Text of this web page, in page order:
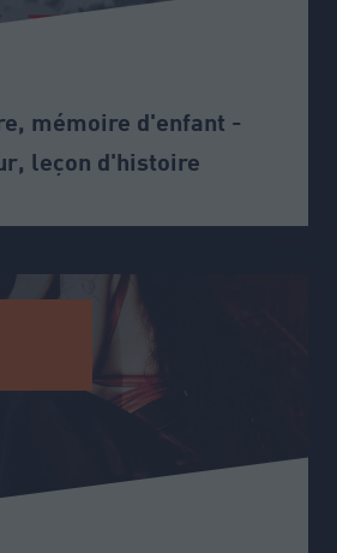
mémoire d'enfant -
leçon d'histoire